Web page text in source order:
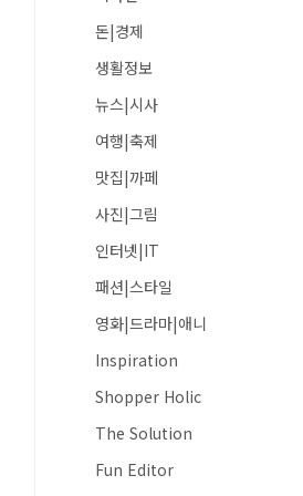
돈|경제
생활정보
뉴스|시사
여행|축제
맛집|까페
사진|그림
인터넷|IT
패션|스타일
영화|드라마|애니
Inspiration
Shopper Holic
The Solution
Fun Editor